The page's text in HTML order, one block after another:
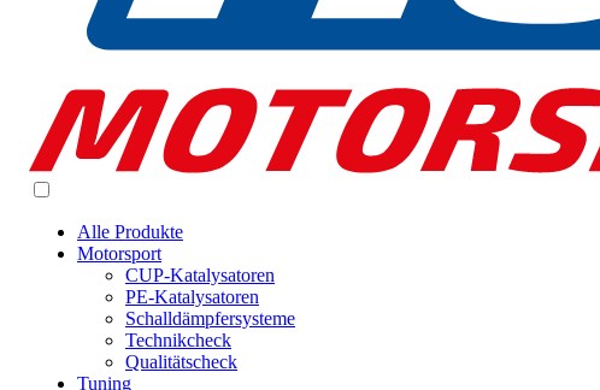
Alle Produkte
Motorsport
CUP-Katalysatoren
PE-Katalysatoren
Schalldämpfersysteme
Technikcheck
Qualitätscheck
Tuning